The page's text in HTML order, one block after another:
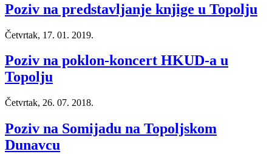
Poziv na predstavljanje knjige u Topolju
Četvrtak, 17. 01. 2019.
Poziv na poklon-koncert HKUD-a u
Topolju
Četvrtak, 26. 07. 2018.
Poziv na Somijadu na Topoljskom
Dunavcu